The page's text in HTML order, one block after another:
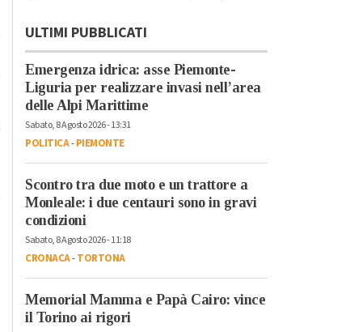
ULTIMI PUBBLICATI
Emergenza idrica: asse Piemonte-
Liguria per realizzare invasi nell’area
delle Alpi Marittime
Sabato, 8 Agosto 2026 - 13:31
POLITICA-PIEMONTE
Scontro tra due moto e un trattore a
Monleale: i due centauri sono in gravi
condizioni
Sabato, 8 Agosto 2026 - 11:18
CRONACA-TORTONA
Memorial Mamma e Papà Cairo: vince
il Torino ai rigori